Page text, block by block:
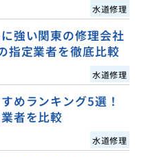
水道修理
強い関東の修理会社
指定業者を徹底比較
水道修理
めランキング5選！
者を比較
水道修理